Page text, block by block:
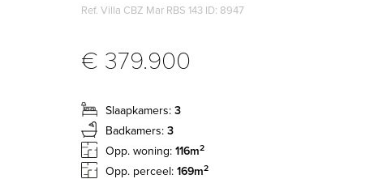
Ref. Villa CBZ Mar RBS 143 ID: 8947
€ 379.900
Slaapkamers: 3
Badkamers: 3
Opp. woning: 116m2
Opp. perceel: 169m2